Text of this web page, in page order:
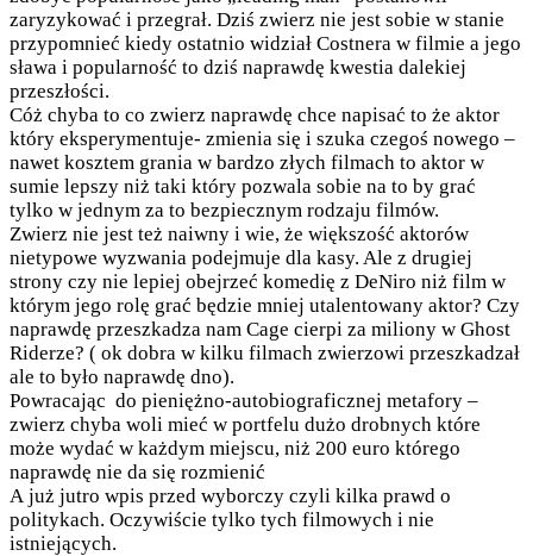
zaryzykować i przegrał. Dziś zwierz nie jest sobie w stanie
przypomnieć kiedy ostatnio widział Costnera w filmie a jego
sława i popularność to dziś naprawdę kwestia dalekiej
przeszłości.
Cóż chyba to co zwierz naprawdę chce napisać to że aktor
który eksperymentuje- zmienia się i szuka czegoś nowego –
nawet kosztem grania w bardzo złych filmach to aktor w
sumie lepszy niż taki który pozwala sobie na to by grać
tylko w jednym za to bezpiecznym rodzaju filmów.
Zwierz nie jest też naiwny i wie, że większość aktorów
nietypowe wyzwania podejmuje dla kasy. Ale z drugiej
strony czy nie lepiej obejrzeć komedię z DeNiro niż film w
którym jego rolę grać będzie mniej utalentowany aktor? Czy
naprawdę przeszkadza nam Cage cierpi za miliony w Ghost
Riderze? ( ok dobra w kilku filmach zwierzowi przeszkadzał
ale to było naprawdę dno).
Powracając do pieniężno-autobiograficznej metafory –
zwierz chyba woli mieć w portfelu dużo drobnych które
może wydać w każdym miejscu, niż 200 euro którego
naprawdę nie da się rozmienić
A już jutro wpis przed wyborczy czyli kilka prawd o
politykach. Oczywiście tylko tych filmowych i nie
istniejących.